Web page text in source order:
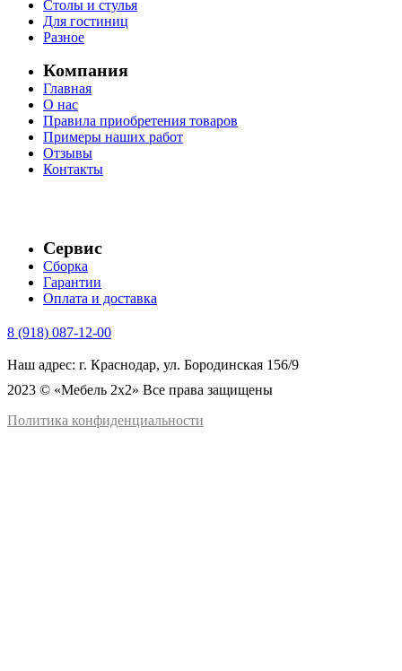
Столы и стулья
Для гостиниц
Разное
Компания
Главная
О нас
Правила приобретения товаров
Примеры наших работ
Отзывы
Контакты
Сервис
Сборка
Гарантии
Оплата и доставка
8 (918) 087-12-00
Наш адрес: г. Краснодар, ул. Бородинская 156/9
2023 © «Мебель 2x2» Все права защищены
Политика конфиденциальности